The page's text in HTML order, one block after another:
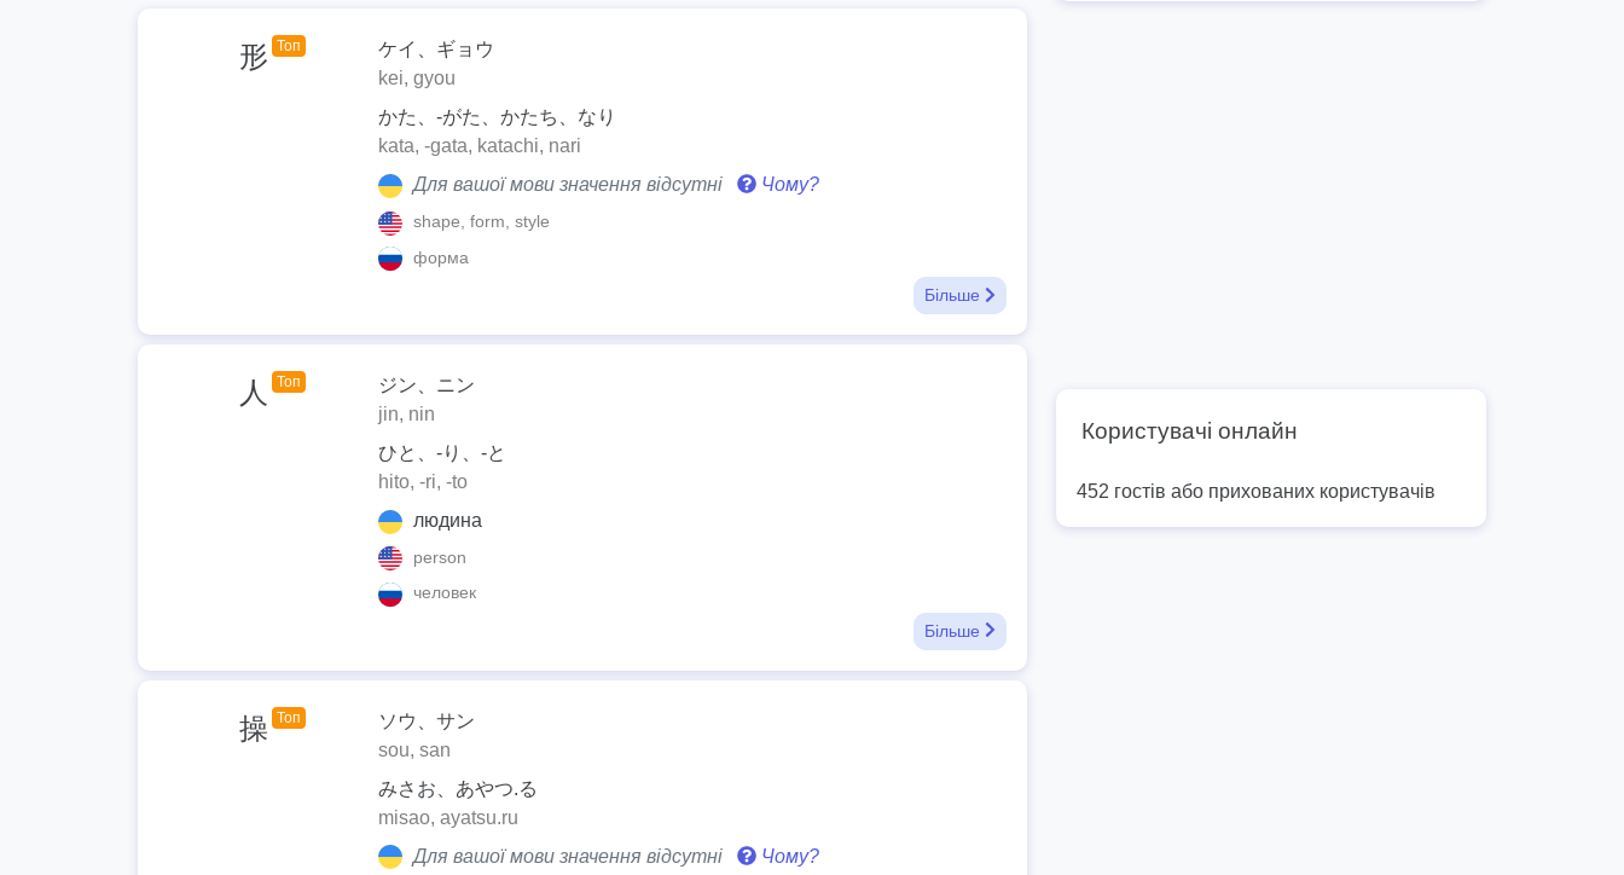
形 Топ
ケイ、ギョウ
kei, gyou
かた、-がた、かたち、なり
kata, -gata, katachi, nari
Для вашої мови значення відсутні
Чому?
shape, form, style
форма
Більше
人 Топ
ジン、ニン
jin, nin
ひと、-り、-と
hito, -ri, -to
людина
person
человек
Більше
操 Топ
ソウ、サン
sou, san
みさお、あやつ.る
misao, ayatsu.ru
Для вашої мови значення відсутні
Чому?
Користувачі онлайн
452 гостів або прихованих користувачів